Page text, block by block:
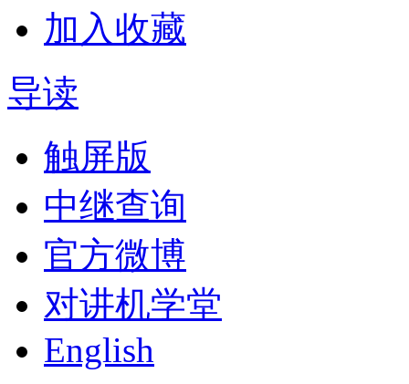
加入收藏
导读
触屏版
中继查询
官方微博
对讲机学堂
English